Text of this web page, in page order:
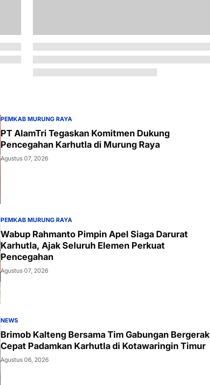
PEMKAB MURUNG RAYA
PT AlamTri Tegaskan Komitmen Dukung
Pencegahan Karhutla di Murung Raya
Agustus 07, 2026
PEMKAB MURUNG RAYA
Wabup Rahmanto Pimpin Apel Siaga Darurat
Karhutla, Ajak Seluruh Elemen Perkuat
Pencegahan
Agustus 07, 2026
NEWS
Brimob Kalteng Bersama Tim Gabungan Bergerak
Cepat Padamkan Karhutla di Kotawaringin Timur
Agustus 06, 2026